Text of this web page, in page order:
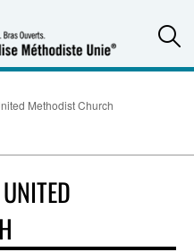
Methodist Church